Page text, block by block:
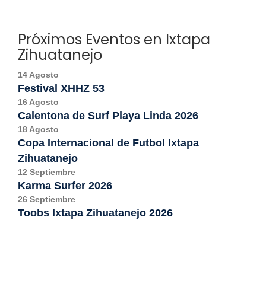
Próximos Eventos en Ixtapa
Zihuatanejo
14 Agosto
Festival XHHZ 53
16 Agosto
Calentona de Surf Playa Linda 2026
18 Agosto
Copa Internacional de Futbol Ixtapa
Zihuatanejo
12 Septiembre
Karma Surfer 2026
26 Septiembre
Toobs Ixtapa Zihuatanejo 2026